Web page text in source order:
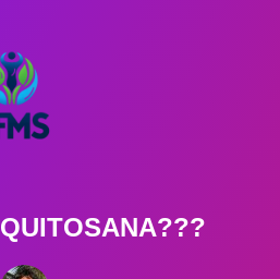
QUITOSANA???